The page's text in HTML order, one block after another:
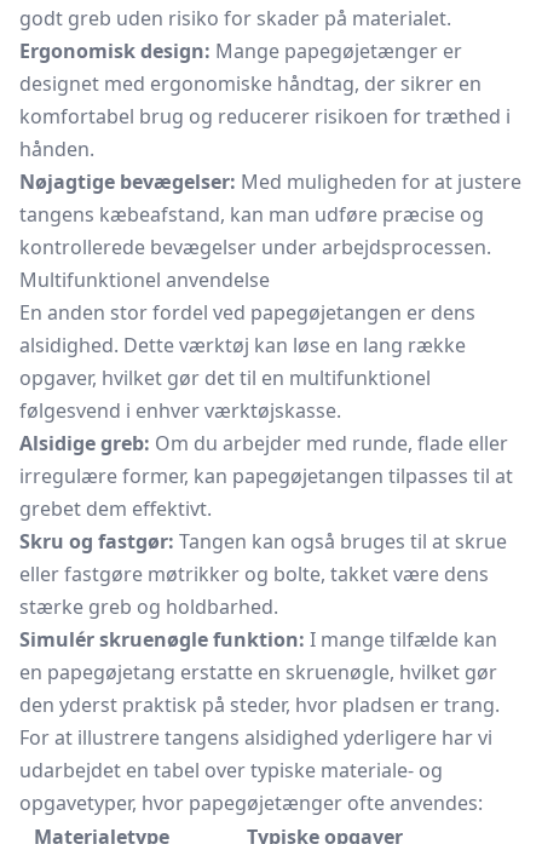
godt greb uden risiko for skader på materialet.
Ergonomisk design: Mange papegøjetænger er
designet med ergonomiske håndtag, der sikrer en
komfortabel brug og reducerer risikoen for træthed i
hånden.
Nøjagtige bevægelser: Med muligheden for at justere
tangens kæbeafstand, kan man udføre præcise og
kontrollerede bevægelser under arbejdsprocessen.
Multifunktionel anvendelse
En anden stor fordel ved papegøjetangen er dens
alsidighed. Dette værktøj kan løse en lang række
opgaver, hvilket gør det til en multifunktionel
følgesvend i enhver værktøjskasse.
Alsidige greb: Om du arbejder med runde, flade eller
irregulære former, kan papegøjetangen tilpasses til at
grebet dem effektivt.
Skru og fastgør: Tangen kan også bruges til at skrue
eller fastgøre møtrikker og bolte, takket være dens
stærke greb og holdbarhed.
Simulér skruenøgle funktion: I mange tilfælde kan
en papegøjetang erstatte en skruenøgle, hvilket gør
den yderst praktisk på steder, hvor pladsen er trang.
For at illustrere tangens alsidighed yderligere har vi
udarbejdet en tabel over typiske materiale- og
opgavetyper, hvor papegøjetænger ofte anvendes:
Materialetype
Typiske opgaver